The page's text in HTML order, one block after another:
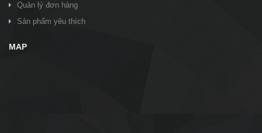
Quản lý đơn hàng
Sản phẩm yêu thích
MAP